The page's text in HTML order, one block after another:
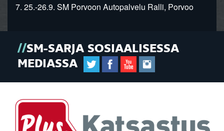
7. 25.-26.9. SM Porvoon Autopalvelu Ralli, Porvoo
SM-SARJA SOSIAALISESSA
MEDIASSA